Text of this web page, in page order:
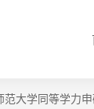
范大学同等学力